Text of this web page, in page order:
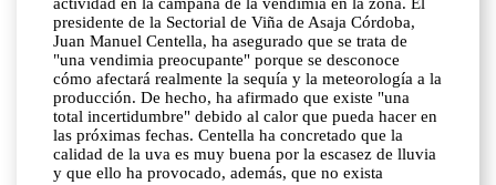
presidente de la Sectorial de Viña de Asaja Córdoba,
Juan Manuel Centella, ha asegurado que se trata de
"una vendimia preocupante" porque se desconoce
cómo afectará realmente la sequía y la meteorología a la
producción. De hecho, ha afirmado que existe "una
total incertidumbre" debido al calor que pueda hacer en
las próximas fechas. Centella ha concretado que la
calidad de la uva es muy buena por la escasez de lluvia
y que ello ha provocado, además, que no exista